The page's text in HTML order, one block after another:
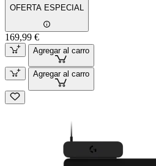
OFERTA ESPECIAL
169,99 €
Agregar al carro
Agregar al carro